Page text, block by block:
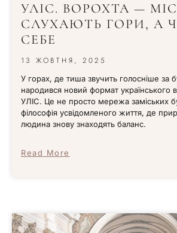
УЛІС. ВОРОХТА —
СЛУХАЮТЬ ГОРИ, А
СЕБЕ
13 ЖОВТНЯ, 2025
У горах, де тиша звучить голосніше за
народився новий формат українського
УЛІС. Це не просто мережа заміських
філософія усвідомленого життя, де
людина знову знаходять баланс.
Read More